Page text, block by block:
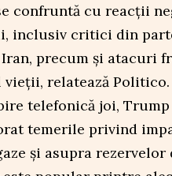
confruntă cu reacții
inclusiv critici din
precum și atacuri
relatează Politico.
telefonică joi,
temerile privind
și asupra rezervelor